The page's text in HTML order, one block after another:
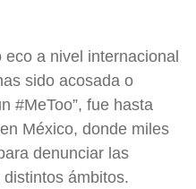
a nivel internacional
sido acosada o
#MeToo”, fue hasta
México, donde miles
denunciar las
ámbitos.